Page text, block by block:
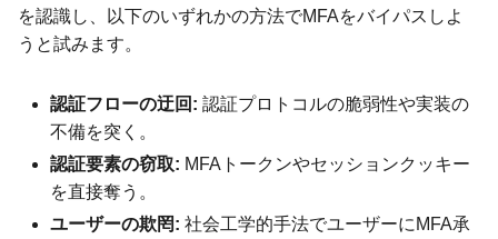
を認識し、以下のいずれかの方法でMFAをバイパスしよ
うと試みます。
認証フローの迂回: 認証プロトコルの脆弱性や実装の
不備を突く。
認証要素の窃取: MFAトークンやセッションクッキー
を直接奪う。
ユーザーの欺罔: 社会工学的手法でユーザーにMFA承